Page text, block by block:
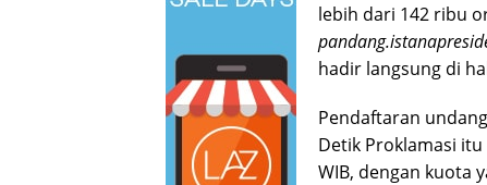
lebih dari 142 ribu
hadir langsung di
Pendaftaran
Detik Proklamasi
WIB, dengan kuota